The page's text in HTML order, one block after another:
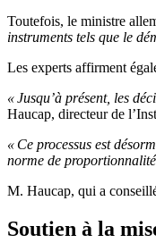
Toutefois, le ministre
instruments tels que le
Les experts affirment
« Jusqu’à présent, les
Haucap, directeur de
« Ce processus est
norme de
M. Haucap, qui a
Soutien à la